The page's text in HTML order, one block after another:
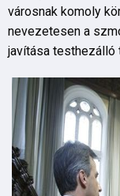
városnak komoly
nevezetesen a
javítása testhezálló